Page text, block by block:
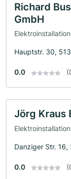
Richard
GmbH
Hauptstr. 30,
0.0
Jörg Kraus
Danziger Str.
0.0